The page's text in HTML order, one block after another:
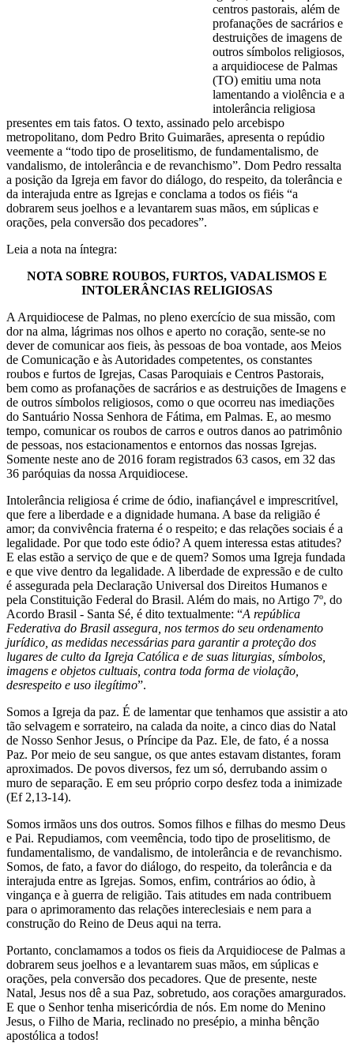
centros pastorais, além de
profanações de sacrários e
destruições de imagens de
outros símbolos religiosos,
a arquidiocese de Palmas
(TO) emitiu uma nota
lamentando a violência e a
intolerância religiosa
presentes em tais fatos. O texto, assinado pelo arcebispo
metropolitano, dom Pedro Brito Guimarães, apresenta o repúdio
veemente a “todo tipo de proselitismo, de fundamentalismo, de
vandalismo, de intolerância e de revanchismo”. Dom Pedro ressalta
a posição da Igreja em favor do diálogo, do respeito, da tolerância e
da interajuda entre as Igrejas e conclama a todos os fiéis “a
dobrarem seus joelhos e a levantarem suas mãos, em súplicas e
orações, pela conversão dos pecadores”.
Leia a nota na íntegra:
NOTA SOBRE ROUBOS, FURTOS, VADALISMOS E
INTOLERÂNCIAS RELIGIOSAS
A Arquidiocese de Palmas, no pleno exercício de sua missão, com
dor na alma, lágrimas nos olhos e aperto no coração, sente-se no
dever de comunicar aos fieis, às pessoas de boa vontade, aos Meios
de Comunicação e às Autoridades competentes, os constantes
roubos e furtos de Igrejas, Casas Paroquiais e Centros Pastorais,
bem como as profanações de sacrários e as destruições de Imagens e
de outros símbolos religiosos, como o que ocorreu nas imediações
do Santuário Nossa Senhora de Fátima, em Palmas. E, ao mesmo
tempo, comunicar os roubos de carros e outros danos ao patrimônio
de pessoas, nos estacionamentos e entornos das nossas Igrejas.
Somente neste ano de 2016 foram registrados 63 casos, em 32 das
36 paróquias da nossa Arquidiocese.
Intolerância religiosa é crime de ódio, inafiançável e imprescritível,
que fere a liberdade e a dignidade humana. A base da religião é
amor; da convivência fraterna é o respeito; e das relações sociais é a
legalidade. Por que todo este ódio? A quem interessa estas atitudes?
E elas estão a serviço de que e de quem? Somos uma Igreja fundada
e que vive dentro da legalidade. A liberdade de expressão e de culto
é assegurada pela Declaração Universal dos Direitos Humanos e
pela Constituição Federal do Brasil. Além do mais, no Artigo 7º, do
Acordo Brasil - Santa Sé, é dito textualmente: “A república
Federativa do Brasil assegura, nos termos do seu ordenamento
jurídico, as medidas necessárias para garantir a proteção dos
lugares de culto da Igreja Católica e de suas liturgias, símbolos,
imagens e objetos cultuais, contra toda forma de violação,
desrespeito e uso ilegítimo”.
Somos a Igreja da paz. É de lamentar que tenhamos que assistir a ato
tão selvagem e sorrateiro, na calada da noite, a cinco dias do Natal
de Nosso Senhor Jesus, o Príncipe da Paz. Ele, de fato, é a nossa
Paz. Por meio de seu sangue, os que antes estavam distantes, foram
aproximados. De povos diversos, fez um só, derrubando assim o
muro de separação. E em seu próprio corpo desfez toda a inimizade
(Ef 2,13-14).
Somos irmãos uns dos outros. Somos filhos e filhas do mesmo Deus
e Pai. Repudiamos, com veemência, todo tipo de proselitismo, de
fundamentalismo, de vandalismo, de intolerância e de revanchismo.
Somos, de fato, a favor do diálogo, do respeito, da tolerância e da
interajuda entre as Igrejas. Somos, enfim, contrários ao ódio, à
vingança e à guerra de religião. Tais atitudes em nada contribuem
para o aprimoramento das relações intereclesiais e nem para a
construção do Reino de Deus aqui na terra.
Portanto, conclamamos a todos os fieis da Arquidiocese de Palmas a
dobrarem seus joelhos e a levantarem suas mãos, em súplicas e
orações, pela conversão dos pecadores. Que de presente, neste
Natal, Jesus nos dê a sua Paz, sobretudo, aos corações amargurados.
E que o Senhor tenha misericórdia de nós. Em nome do Menino
Jesus, o Filho de Maria, reclinado no presépio, a minha bênção
apostólica a todos!